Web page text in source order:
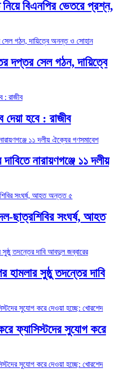
নিয়ে বিএনপির ভেতরে প্রশ্ন,
দপ্তর সেল গঠন, দায়িত্বে
দেয়া হবে : রাজীব
নারায়ণগঞ্জে ১১ দলীয়
ছাত্রশিবির সংঘর্ষ, আহত
হামলার সুষ্ঠু তদন্তের দাবি
ফ্যাসিস্টদের সুযোগ করে